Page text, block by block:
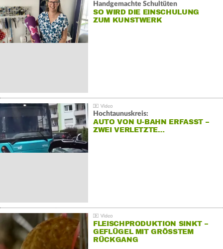
Handgemachte Schultüten
SO WIRD DIE EINSCHULUNG
ZUM KUNSTWERK
Hochtaunuskreis:
AUTO VON U-BAHN ERFASST –
ZWEI VERLETZTE…
FLEISCHPRODUKTION SINKT –
GEFLÜGEL MIT GRÖSSTEM R
ÜCKGANG